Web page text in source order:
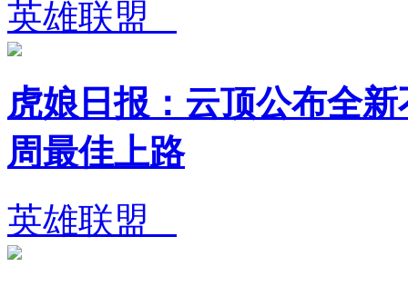
英雄联盟
虎娘日报：云顶公布全
周最佳上路
英雄联盟